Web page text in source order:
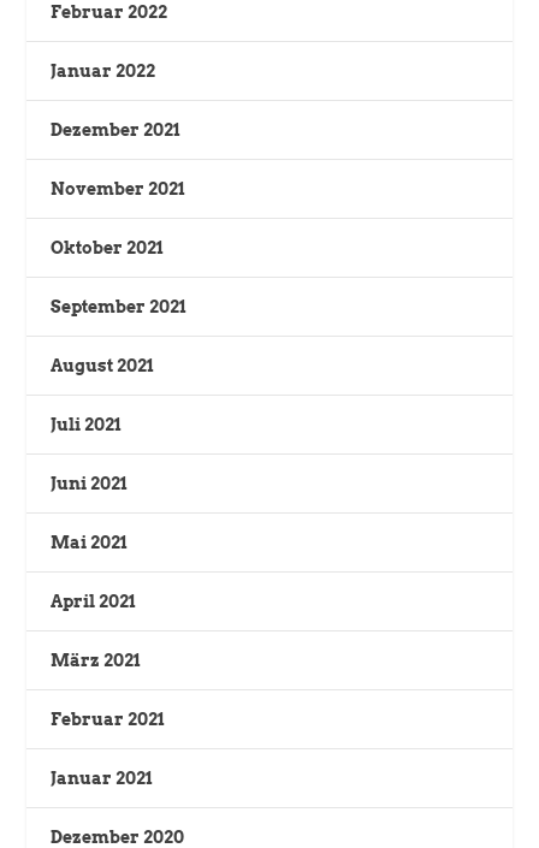
Februar 2022
Januar 2022
Dezember 2021
November 2021
Oktober 2021
September 2021
August 2021
Juli 2021
Juni 2021
Mai 2021
April 2021
März 2021
Februar 2021
Januar 2021
Dezember 2020